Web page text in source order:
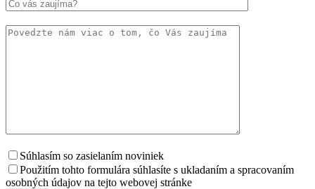
Súhlasím so zasielaním noviniek
Použitím tohto formulára súhlasíte s ukladaním a spracovaním
osobných údajov na tejto webovej stránke